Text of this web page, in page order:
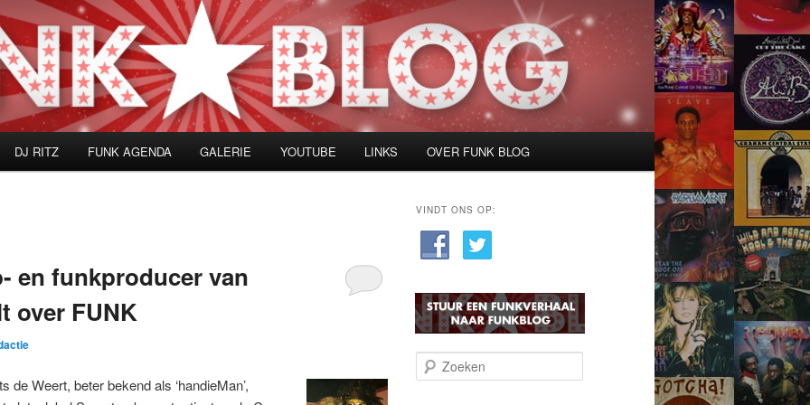
DJ RITZ FUNK AGENDA GALERIE YOUTUBE LINKS OVER FUNK BLOG
en funkproducer van
over FUNK
Weert, beter bekend als ‘handieMan’,
VINDT ONS OP:
o